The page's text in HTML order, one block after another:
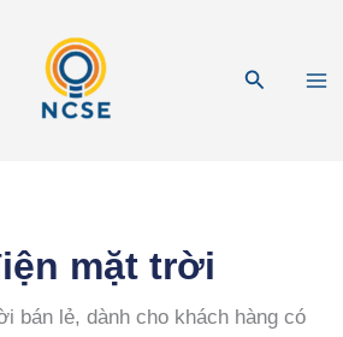
Tìm
mặt trời
bán lẻ, dành cho khách hàng có